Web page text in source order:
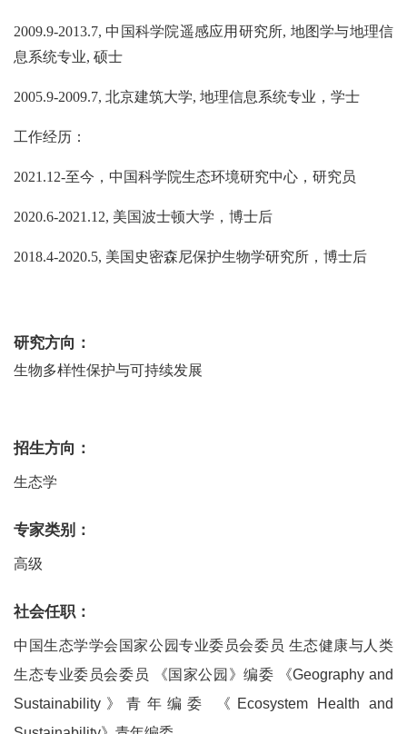
2009.9-2013.7, 中国科学院遥感应用研究所, 地图学与地理信
息系统专业, 硕士
2005.9-2009.7, 北京建筑大学, 地理信息系统专业，学士
工作经历：
2021.12-至今，中国科学院生态环境研究中心，研究员
2020.6-2021.12, 美国波士顿大学，博士后
2018.4-2020.5, 美国史密森尼保护生物学研究所，博士后
研究方向：
生物多样性保护与可持续发展
招生方向：
生态学
专家类别：
高级
社会任职：
中国生态学学会国家公园专业委员会委员 生态健康与人类
生态专业委员会委员 《国家公园》编委 《Geography and
Sustainability》青年编委 《Ecosystem Health and